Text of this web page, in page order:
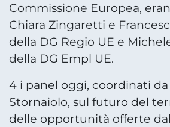
Commissione Europea,
Chiara Zingaretti e
della DG Regio UE e
della DG Empl UE.
4 i panel oggi, coordinati
Stornaiolo, sul futuro del
delle opportunità offerte